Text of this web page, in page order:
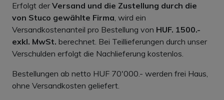
Erfolgt derVersand und die Zustellung durch die
von Stuco gewählte Firma, wird ein
Versandkostenanteil pro Bestellung von HUF. 1500.-
exkl. MwSt. berechnet. Bei Teillieferungen durch unser
Verschulden erfolgt die Nachlieferung kostenlos.
Bestellungen ab netto HUF 70'000.- werden frei Haus,
ohne Versandkosten geliefert.